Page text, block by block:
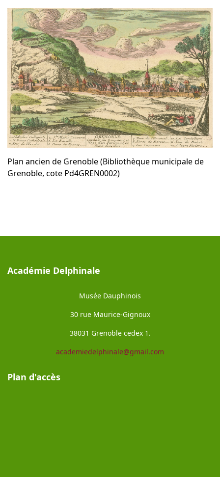
Plan ancien de Grenoble (Bibliothèque municipale de
Grenoble, cote Pd4GREN0002)
Académie Delphinale
Musée Dauphinois
30 rue Maurice-Gignoux
38031 Grenoble cedex 1.
academiedelphinale@gmail.com
Plan d'accès